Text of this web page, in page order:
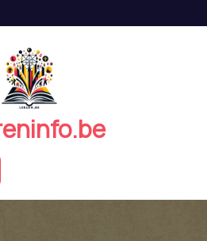
Open
Button